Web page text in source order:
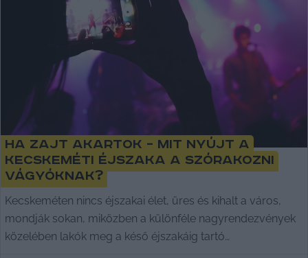
Ha zajt akartok – mit nyújt a
kecskeméti éjszaka a szórakozni
vágyóknak?
Kecskeméten nincs éjszakai élet, üres és kihalt a város,
mondják sokan, miközben a különféle nagyrendezvények
közelében lakók meg a késő éjszakáig tartó